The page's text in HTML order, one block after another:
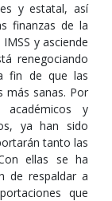
y estatal, así
finanzas de la
y asciende
renegociando
fin de que las
más sanas. Por
y
ya han sido
tanto las
ellas se ha
de respaldar a
que